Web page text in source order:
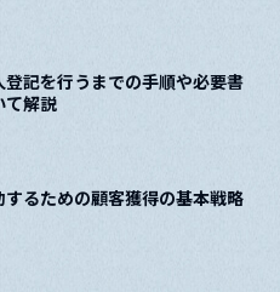
記を行うまでの手順や必要書
て解説
るための顧客獲得の基本戦略